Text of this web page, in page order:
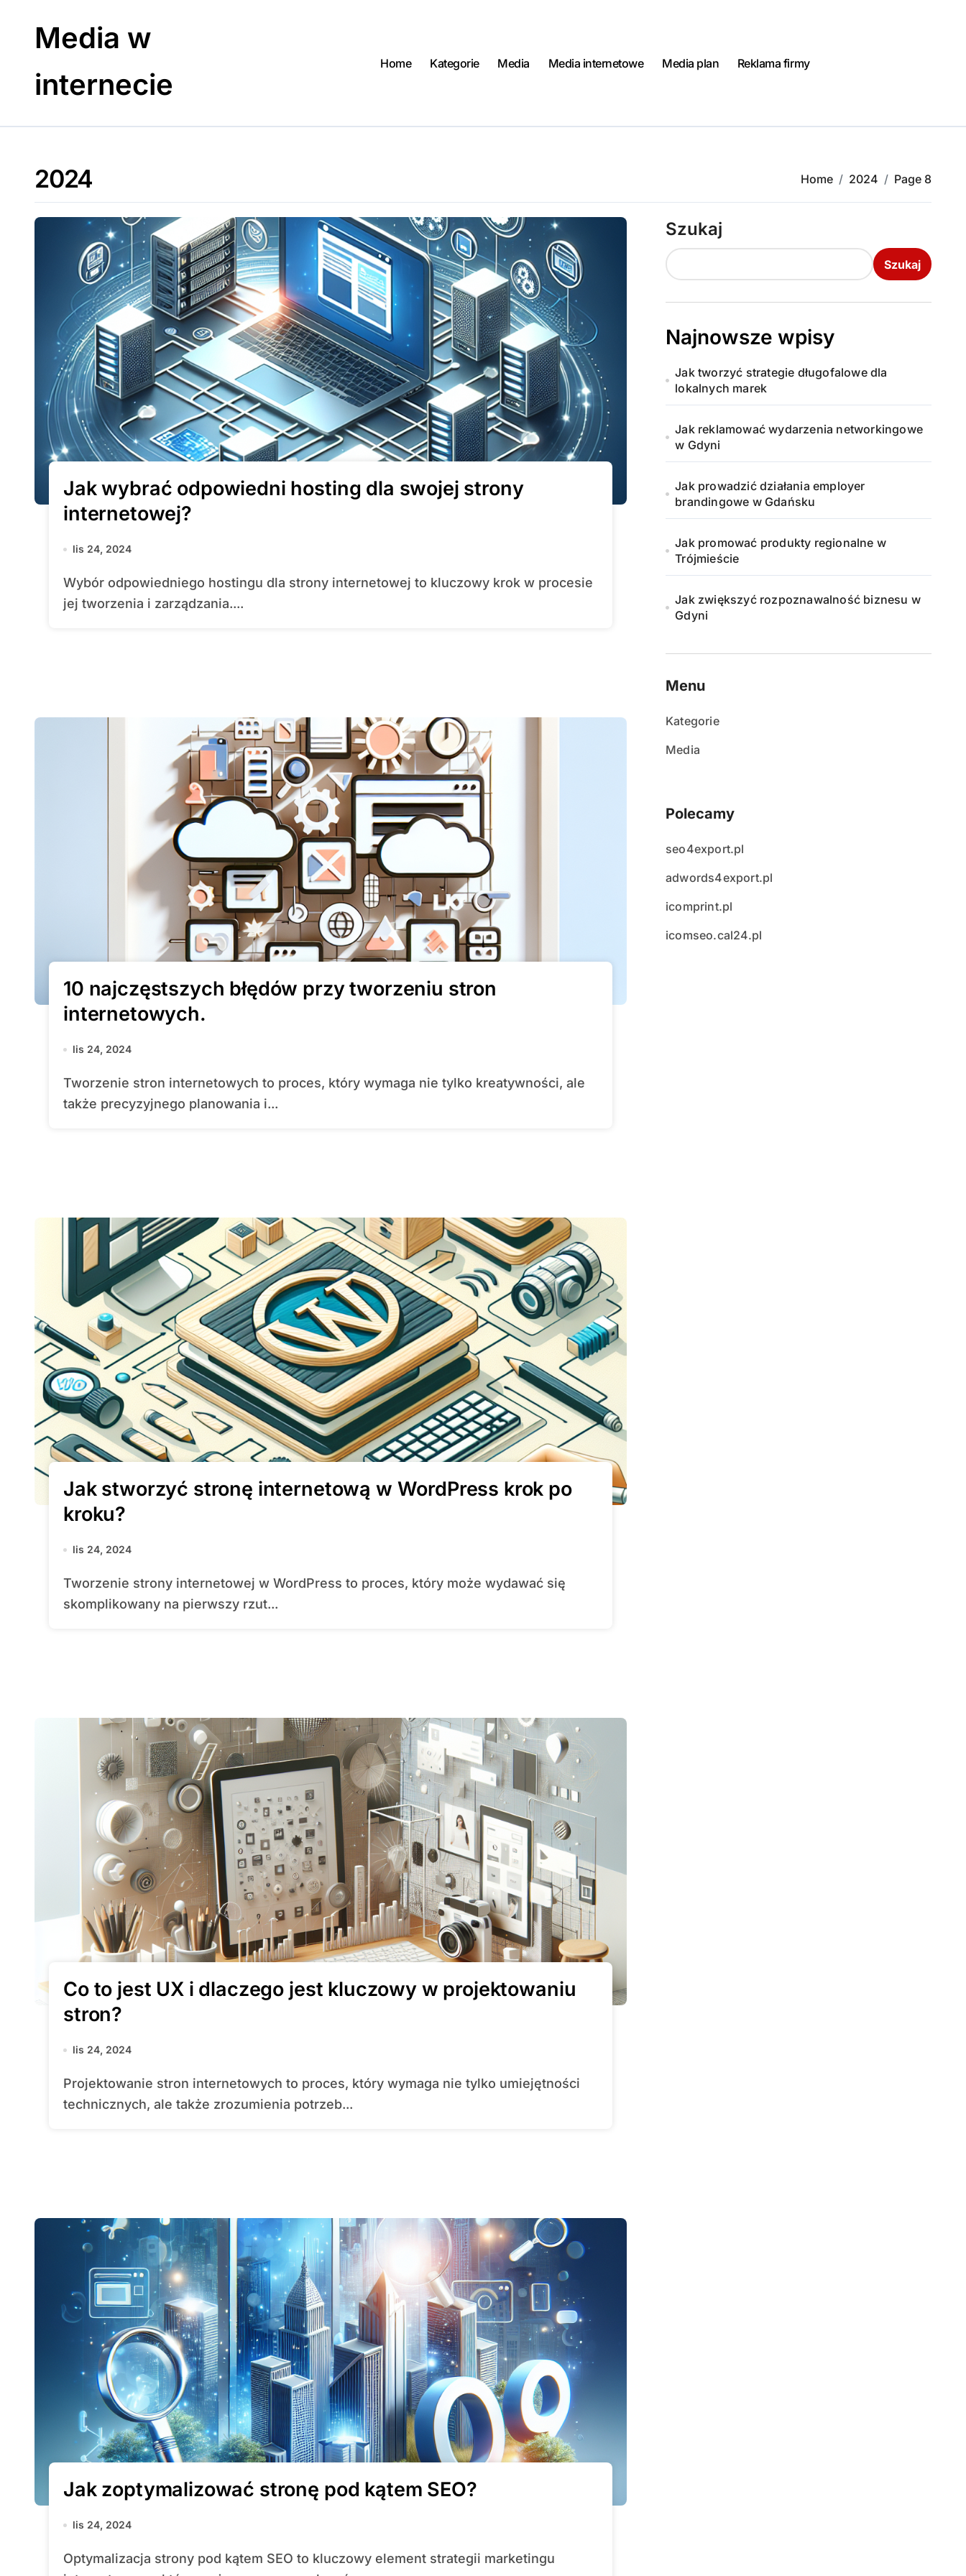
Media w
internecie
Home Kategorie Media Media internetowe Media plan Reklama firmy
2024 Home 2024 Page 8
Jak wybrać odpowiedni hosting dla swojej strony
internetowej?
lis 24, 2024
Wybór odpowiedniego hostingu dla strony internetowej to kluczowy krok w procesie
jej tworzenia i zarządzania....
10 najczęstszych błędów przy tworzeniu stron
internetowych.
lis 24, 2024
Tworzenie stron internetowych to proces, który wymaga nie tylko kreatywności, ale
także precyzyjnego planowania i...
Jak stworzyć stronę internetową w WordPress krok po
kroku?
lis 24, 2024
Tworzenie strony internetowej w WordPress to proces, który może wydawać się
skomplikowany na pierwszy rzut...
Co to jest UX i dlaczego jest kluczowy w projektowaniu
stron?
lis 24, 2024
Projektowanie stron internetowych to proces, który wymaga nie tylko umiejętności
technicznych, ale także zrozumienia potrzeb...
Jak zoptymalizować stronę pod kątem SEO?
lis 24, 2024
Optymalizacja strony pod kątem SEO to kluczowy element strategii marketingu
Szukaj
Szukaj
Najnowsze wpisy
Jak tworzyć strategie długofalowe dla
lokalnych marek
Jak reklamować wydarzenia networkingowe
w Gdyni
Jak prowadzić działania employer
brandingowe w Gdańsku
Jak promować produkty regionalne w
Trójmieście
Jak zwiększyć rozpoznawalność biznesu w
Gdyni
Menu
Kategorie
Media
Polecamy
seo4export.pl
adwords4export.pl
icomprint.pl
icomseo.cal24.pl